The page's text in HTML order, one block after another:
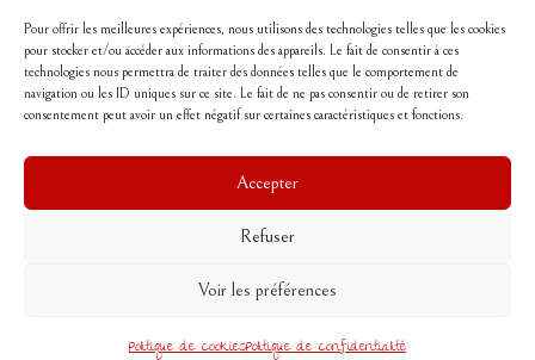
Pour offrir les meilleures expériences, nous utilisons des technologies telles que les cookies
pour stocker et/ou accéder aux informations des appareils. Le fait de consentir à ces
technologies nous permettra de traiter des données telles que le comportement de
navigation ou les ID uniques sur ce site. Le fait de ne pas consentir ou de retirer son
consentement peut avoir un effet négatif sur certaines caractéristiques et fonctions.
Accepter
Refuser
Voir les préférences
Politique de cookiesPolitique de confidentialité
interdite sans l'autorisation de l'auteur, aux risques de se
voir réclamer des dommages et intérêts..
Suivez-moi
Politique de cookies (UE)
© 2026 Rouge poussin